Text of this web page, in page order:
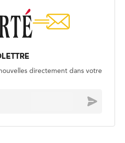
directement dans votre
Envoyer